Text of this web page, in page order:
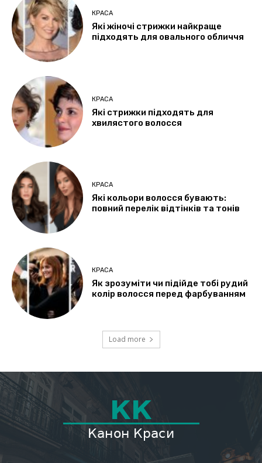
КРАСА
Які жіночі стрижки найкраще
підходять для овального обличчя
КРАСА
Які стрижки підходять для
хвилястого волосся
КРАСА
Які кольори волосся бувають:
повний перелік відтінків та тонів
КРАСА
Як зрозуміти чи підійде тобі рудий
колір волосся перед фарбуванням
Load more